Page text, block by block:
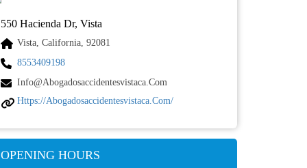
550 Hacienda Dr, Vista
Vista, California, 92081
8553409198
Info@abogadosaccidentesvistaca.com
Https://abogadosaccidentesvistaca.com/
OPENING HOURS